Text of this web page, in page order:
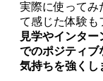
実際に使ってみ
て感じた体験も
見学やインタ
でのポジティブ
気持ちを強くし